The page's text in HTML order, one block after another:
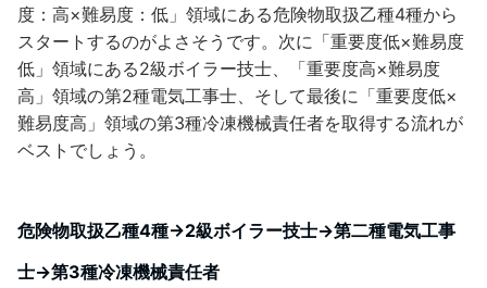
度：高×難易度：低」領域にある危険物取扱乙種4種から
スタートするのがよさそうです。次に「重要度低×難易度
低」領域にある2級ボイラー技士、「重要度高×難易度
高」領域の第2種電気工事士、そして最後に「重要度低×
難易度高」領域の第3種冷凍機械責任者を取得する流れが
ベストでしょう。
危険物取扱乙種4種→2級ボイラー技士→第二種電気工事
士→第3種冷凍機械責任者